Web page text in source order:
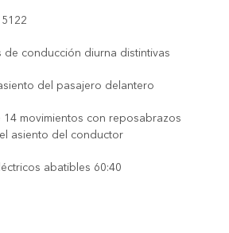
de conducción diurna distintivas
del pasajero delantero
movimientos con reposabrazos
asiento del conductor
abatibles 60:40